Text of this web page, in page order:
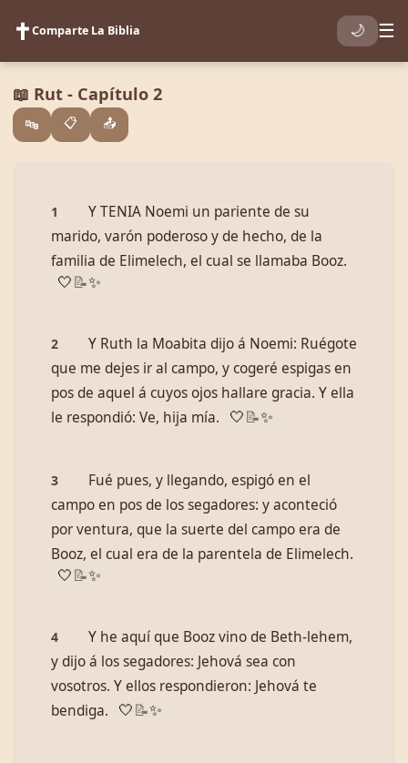
✝️Comparte La Biblia 🌙 ☰
📖 Rut - Capítulo 2
🔤 📋 📤
1
Y TENIA Noemi un pariente de su
marido, varón poderoso y de hecho, de la
familia de Elimelech, el cual se llamaba Booz.
🤍 📝✨
2
Y Ruth la Moabita dijo á Noemi: Ruégote
que me dejes ir al campo, y cogeré espigas en
pos de aquel á cuyos ojos hallare gracia. Y ella
le respondió: Ve, hija mía.
🤍 📝✨
3
Fué pues, y llegando, espigó en el
campo en pos de los segadores: y aconteció
por ventura, que la suerte del campo era de
Booz, el cual era de la parentela de Elimelech.
🤍 📝✨
4
Y he aquí que Booz vino de Beth-lehem,
y dijo á los segadores: Jehová sea con
vosotros. Y ellos respondieron: Jehová te
bendiga.
🤍 📝✨